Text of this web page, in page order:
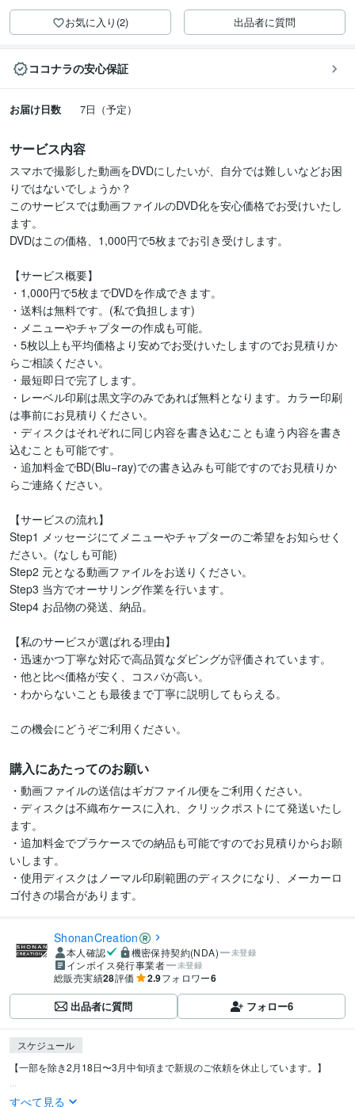
お気に入り(2) 出品者に質問
ココナラの安心保証
お届け日数 7日（予定）
サービス内容
スマホで撮影した動画をDVDにしたいが、自分では難しいなどお困
りではないでしょうか？
このサービスでは動画ファイルのDVD化を安心価格でお受けいたし
ます。
DVDはこの価格、1,000円で5枚までお引き受けします。
【サービス概要】
・1,000円で5枚までDVDを作成できます。
・送料は無料です。(私で負担します)
・メニューやチャプターの作成も可能。
・5枚以上も平均価格より安めでお受けいたしますのでお見積りか
らご相談ください。
・最短即日で完了します。
・レーベル印刷は黒文字のみであれば無料となります。カラー印刷
は事前にお見積りください。
・ディスクはそれぞれに同じ内容を書き込むことも違う内容を書き
込むことも可能です。
・追加料金でBD(Blu−ray)での書き込みも可能ですのでお見積りか
らご連絡ください。
【サービスの流れ】
Step1 メッセージにてメニューやチャプターのご希望をお知らせく
ださい。(なしも可能)
Step2 元となる動画ファイルをお送りください。
Step3 当方でオーサリング作業を行います。
Step4 お品物の発送、納品。
【私のサービスが選ばれる理由】
・迅速かつ丁寧な対応で高品質なダビングが評価されています。
・他と比べ価格が安く、コスパが高い。
・わからないことも最後まで丁寧に説明してもらえる。
この機会にどうぞご利用ください。
購入にあたってのお願い
・動画ファイルの送信はギガファイル便をご利用ください。
・ディスクは不織布ケースに入れ、クリックポストにて発送いたし
ます。
・追加料金でプラケースでの納品も可能ですのでお見積りからお願
いします。
・使用ディスクはノーマル印刷範囲のディスクになり、メーカーロ
ゴ付きの場合があります。
ShonanCreation
本人確認 機密保持契約(NDA) 未登録
インボイス発行事業者 未登録
総販売実績28評価 2.9フォロワー6
出品者に質問 フォロー6
スケジュール
【一部を除き2月18日〜3月中旬頃まで新規のご依頼を休止しています。】
すべて見る